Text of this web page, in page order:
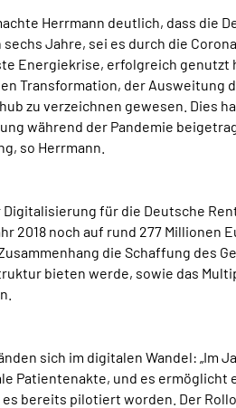
Herrmann deutlich, dass die
Jahre, sei es durch die
Energiekrise, erfolgreich
Transformation, der
zu verzeichnen gewesen. Dies
während der Pandemie
so Herrmann.
für die Deutsche
2018 noch auf rund 277
die Schaffung des
bieten werde, sowie das
sich im digitalen Wandel: „Im
Patientenakte, und es
bereits pilotiert worden. Der